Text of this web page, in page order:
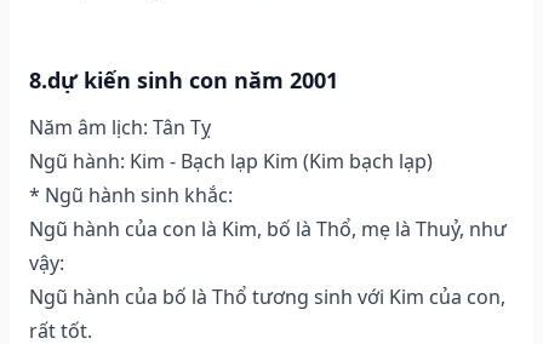
8.dự kiến sinh con năm 2001
Năm âm lịch: Tân Tỵ
Ngũ hành: Kim - Bạch lạp Kim (Kim bạch lạp)
* Ngũ hành sinh khắc:
Ngũ hành của con là Kim, bố là Thổ, mẹ là Thuỷ, như
vậy:
Ngũ hành của bố là Thổ tương sinh với Kim của con,
rất tốt.